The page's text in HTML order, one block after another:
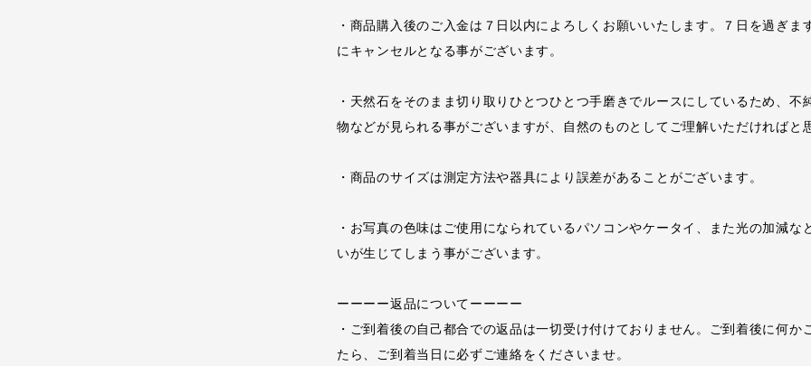
・商品購入後のご入金は７日以内によろしくお願いいたします。７日を過ぎま
にキャンセルとなる事がございます。
・天然石をそのまま切り取りひとつひとつ手磨きでルースにしているため、不
物などが見られる事がございますが、自然のものとしてご理解いただければと
・商品のサイズは測定方法や器具により誤差があることがございます。
・お写真の色味はご使用になられているパソコンやケータイ、また光の加減な
いが生じてしまう事がございます。
ーーーー返品についてーーーー
・ご到着後の自己都合での返品は一切受け付けておりません。ご到着後に何か
たら、ご到着当日に必ずご連絡をくださいませ。